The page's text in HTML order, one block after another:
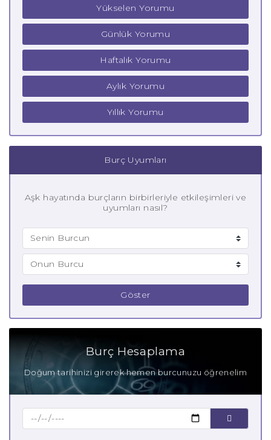
Yükselen Yorumu
Günlük Yorumu
Haftalık Yorumu
Aylık Yorumu
Yıllık Yorumu
Burç Uyumları
Aşk hayatında burçların birbirleriyle etkileşimleri ve
uyumları nasıl?
Göster
Burç Hesaplama
Doğum tarihinizi girerek hemen burcunuzu öğrenelim